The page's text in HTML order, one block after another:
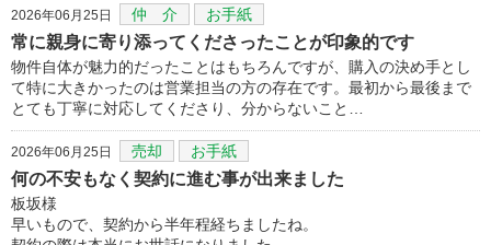
2026年06月25日 仲 介 お手紙
常に親身に寄り添ってくださったことが印象的です
物件自体が魅力的だったことはもちろんですが、購入の決め手とし
て特に大きかったのは営業担当の方の存在です。最初から最後まで
とても丁寧に対応してくださり、分からないこと…
2026年06月25日 売却 お手紙
何の不安もなく契約に進む事が出来ました
板坂様
早いもので、契約から半年程経ちましたね。